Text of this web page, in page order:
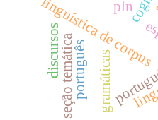
linguística de corpus
seção temática gramáticas
português
pln
discursos